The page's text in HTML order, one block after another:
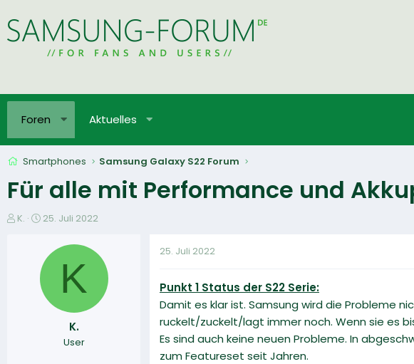
Foren Aktuelles
Smartphones Samsung Galaxy S22 Forum
Für alle mit Performance und
E
K.
E
t
l
25. Juli 2022
K
K.
User
25. Juli 2022
Punkt 1 Status der S22 Serie:
Damit es klar ist. Samsung wird die Probleme
ruckelt/zuckelt/lagt immer noch. Wenn sie es
Es sind auch keine neuen Probleme. In
zum Featureset seit Jahren.